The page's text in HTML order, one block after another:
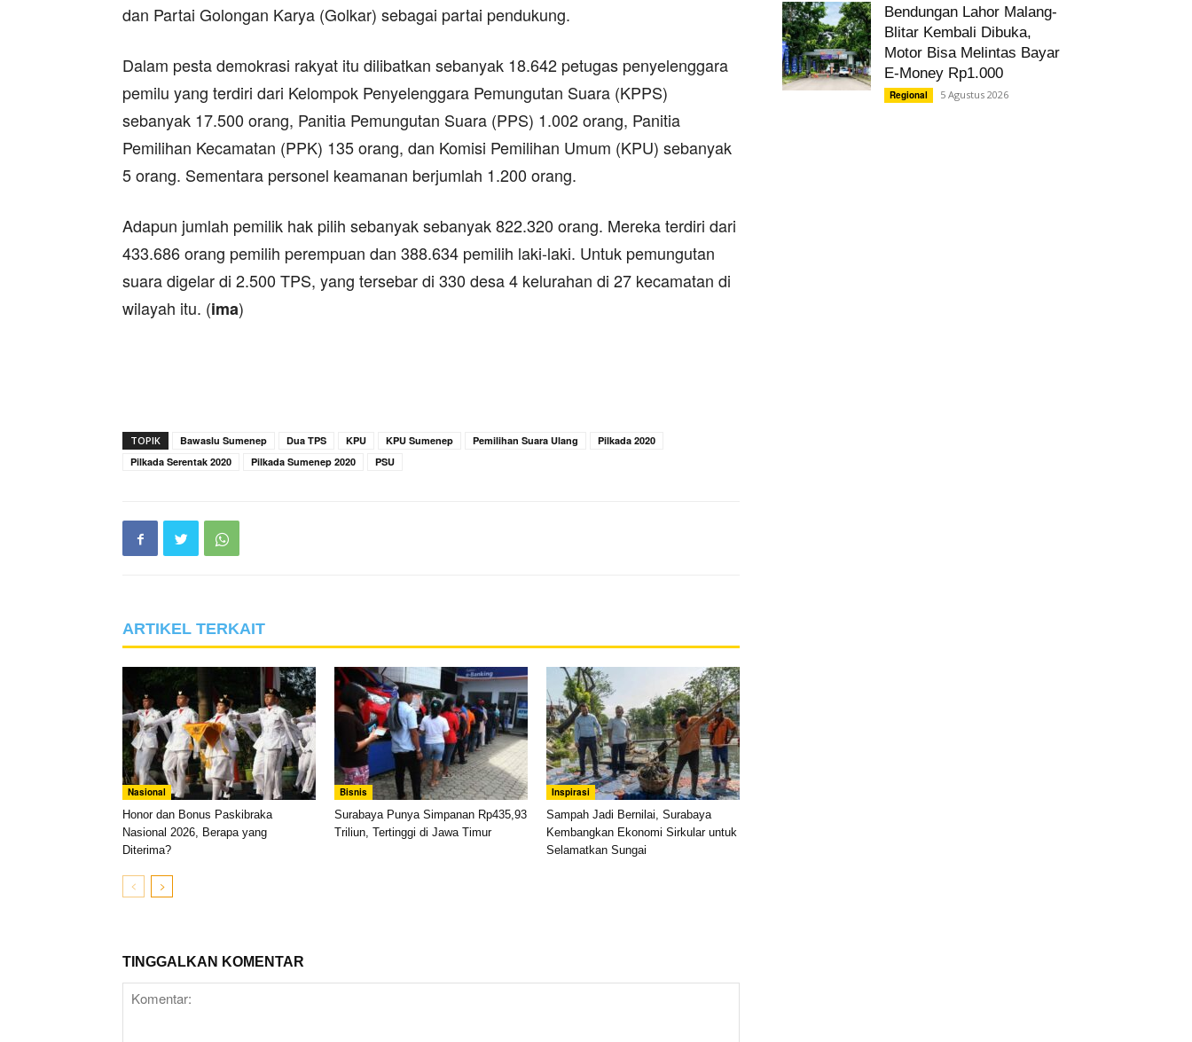
dan Partai Golongan Karya (Golkar) sebagai partai pendukung.
Dalam pesta demokrasi rakyat itu dilibatkan sebanyak 18.642 petugas penyelenggara
pemilu yang terdiri dari Kelompok Penyelenggara Pemungutan Suara (KPPS)
sebanyak 17.500 orang, Panitia Pemungutan Suara (PPS) 1.002 orang, Panitia
Pemilihan Kecamatan (PPK) 135 orang, dan Komisi Pemilihan Umum (KPU) sebanyak
5 orang. Sementara personel keamanan berjumlah 1.200 orang.
Adapun jumlah pemilik hak pilih sebanyak sebanyak 822.320 orang. Mereka terdiri dari
433.686 orang pemilih perempuan dan 388.634 pemilih laki-laki. Untuk pemungutan
suara digelar di 2.500 TPS, yang tersebar di 330 desa 4 kelurahan di 27 kecamatan di
wilayah itu. (ima)
TOPIK Bawaslu Sumenep Dua TPS KPU KPU Sumenep Pemilihan Suara Ulang
Pilkada 2020
Pilkada Serentak 2020
Pilkada Sumenep 2020 PSU
ARTIKEL TERKAIT
Nasional
Honor dan Bonus Paskibraka
Nasional 2026, Berapa yang
Diterima?
Bisnis
Surabaya Punya Simpanan Rp435,93
Triliun, Tertinggi di Jawa Timur
Inspirasi
Sampah Jadi Bernilai, Surabaya
Kembangkan Ekonomi Sirkular untuk
Selamatkan Sungai
TINGGALKAN KOMENTAR
Bendungan Lahor Malang-
Blitar Kembali Dibuka,
Motor Bisa Melintas Bayar
E-Money Rp1.000
Regional 5 Agustus 2026